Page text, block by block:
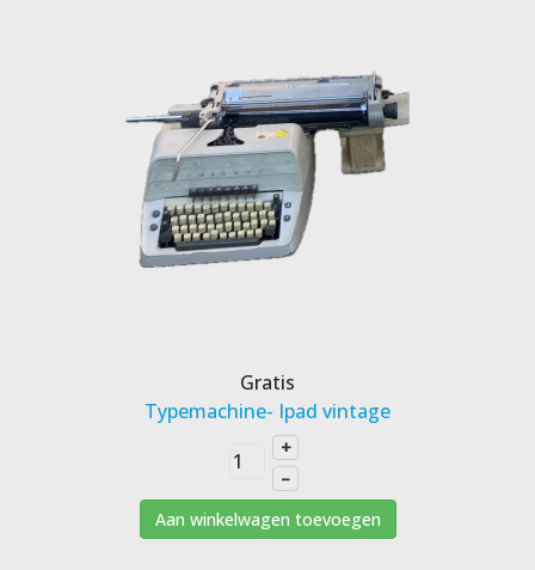
Gratis
Typemachine- Ipad vintage
+
–
Aan winkelwagen toevoegen